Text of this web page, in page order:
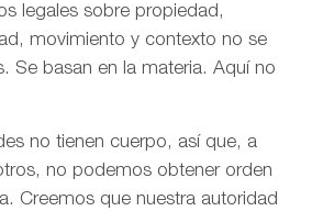
legales sobre propiedad,
movimiento y contexto no se
Se basan en la materia. Aquí no
no tienen cuerpo, así que, a
no podemos obtener orden
Creemos que nuestra autoridad